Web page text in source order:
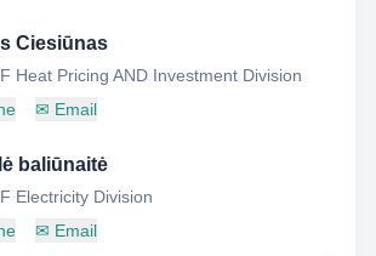
Ciesiūnas
Heat Pricing AND Investment Division
✉ Email
baliūnaitė
Electricity Division
✉ Email